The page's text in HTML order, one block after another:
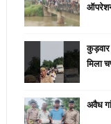
मिला
अवैध